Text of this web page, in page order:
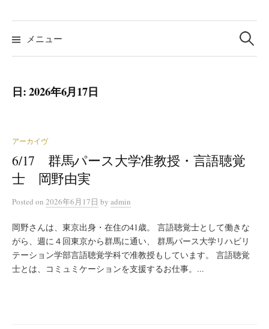
メニュー
検
索:
日:2026年6月17日
アーカイヴ
6/17 群馬パース大学准教授・言語聴覚
士 岡野由実
Posted on 2026年6月17日 by admin
岡野さんは、東京出身・在住の41歳。 言語聴覚士として働きな
がら、週に４回東京から群馬に通い、 群馬パース大学リハビリ
テーション学部言語聴覚学科で准教授もしています。 言語聴覚
士とは、コミュミケーションを支援するお仕事。...